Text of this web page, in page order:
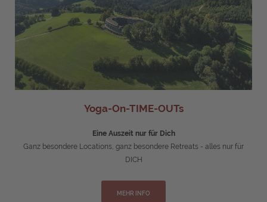
Yoga-On-TIME-OUTs
Eine Auszeit nur für Dich
Ganz besondere Locations, ganz besondere Retreats - alles nur für
DICH
MEHR INFO